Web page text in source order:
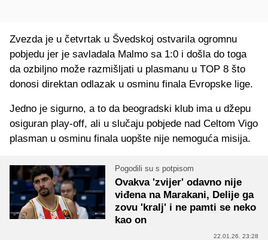
Zvezda je u četvrtak u Švedskoj ostvarila ogromnu
pobjedu jer je savladala Malmo sa 1:0 i došla do toga
da ozbiljno može razmišljati u plasmanu u TOP 8 što
donosi direktan odlazak u osminu finala Evropske lige.
Jedno je sigurno, a to da beogradski klub ima u džepu
osiguran play-off, ali u slučaju pobjede nad Celtom Vigo
plasman u osminu finala uopšte nije nemoguća misija.
Pogodili su s potpisom
Ovakva 'zvijer' odavno nije
viđena na Marakani, Delije ga
zovu 'kralj' i ne pamti se neko
kao on
22.01.26. 23:28